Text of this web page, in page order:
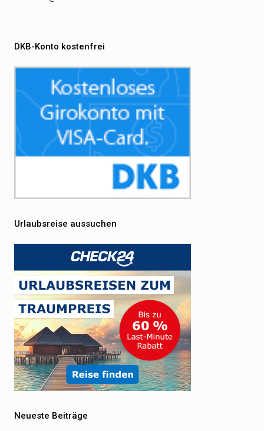
DKB-Konto kostenfrei
Urlaubsreise aussuchen
Neueste Beiträge